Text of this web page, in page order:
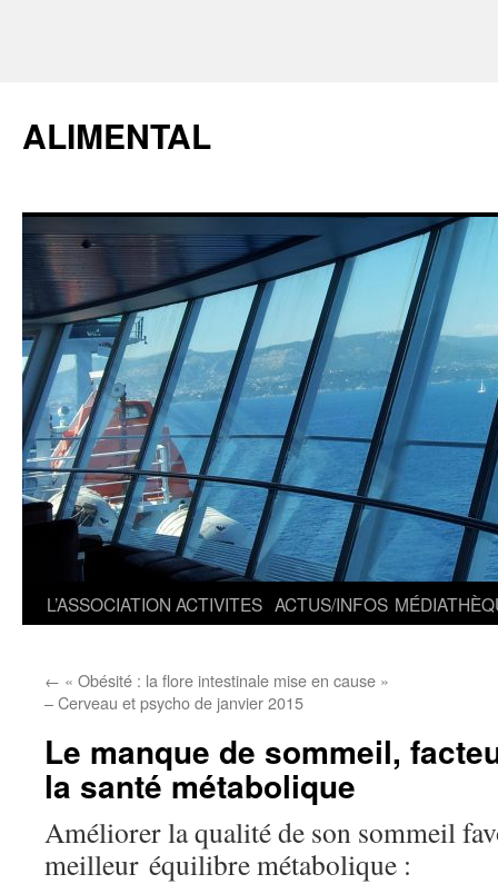
ALIMENTAL
L’ASSOCIATION ACTIVITES ACTUS/INFOS
← « Obésité : la flore intestinale mise en cause »
– Cerveau et psycho de janvier 2015
Le manque de sommeil,
la santé métabolique
Améliorer la qualité de son sommeil
meilleur équilibre métabolique :